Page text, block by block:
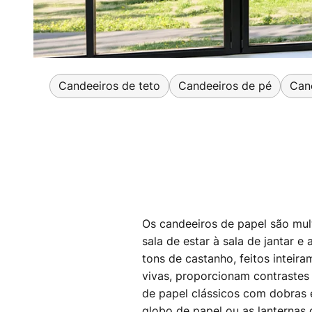
Candeeiros de teto Candeeiros de pé
Os candeeiros de papel são
sala de estar à sala de jantar
tons de castanho, feitos
vivas, proporcionam
de papel clássicos com dobras